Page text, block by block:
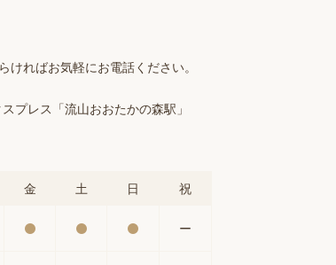
ればお気軽にお電話ください。
プレス「流山おおたかの森駅」
金 土 日 祝
ー